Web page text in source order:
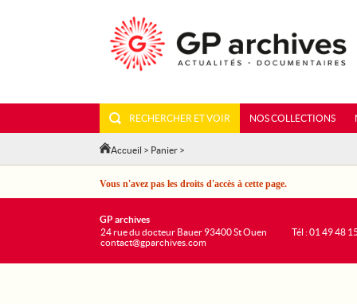
RECHERCHER ET VOIR NOS COLLECTIONS
Accueil > Panier >
Vous n'avez pas les droits d'accès à cette page.
GP archives
24 rue du docteur Bauer 93400 St Ouen
contact@gparchives.com
Tél : 01 49 48